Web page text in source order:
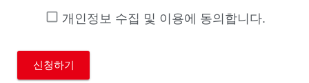
개인정보 수집 및 이용에 동의합니다.